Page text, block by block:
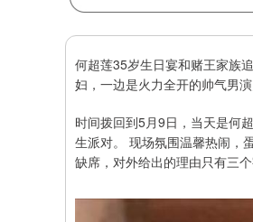
何超莲35岁生日宴和赌王家族
妇，一边是火力全开的帅气男
时间拨回到5月9日，当天是何
生派对。 现场氛围温馨热闹，
缺席，对外给出的理由只有三个